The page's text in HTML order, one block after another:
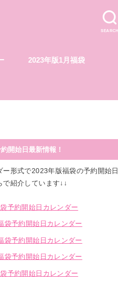
SEARCH
2023年版1月福袋
開始日最新情報！
ー形式で2023年版福袋の予約開始日
で紹介しています↓↓
予約開始日カレンダー
袋予約開始日カレンダー
袋予約開始日カレンダー
袋予約開始日カレンダー
予約開始日カレンダー